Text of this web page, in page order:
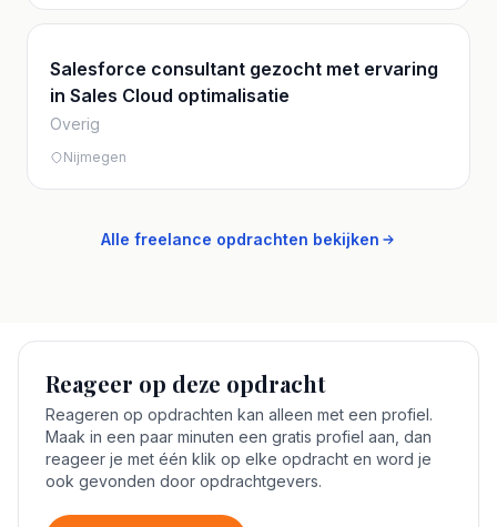
Salesforce consultant gezocht met ervaring
in Sales Cloud optimalisatie
Overig
Nijmegen
Alle freelance opdrachten bekijken
Reageer op deze opdracht
Reageren op opdrachten kan alleen met een profiel.
Maak in een paar minuten een gratis profiel aan, dan
reageer je met één klik op elke opdracht en word je
ook gevonden door opdrachtgevers.